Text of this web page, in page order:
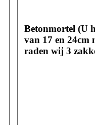
Betonmortel (U
van 17 en 24cm
raden wij 3